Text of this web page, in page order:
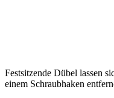
Festsitzende Dübel lassen
einem Schraubhaken